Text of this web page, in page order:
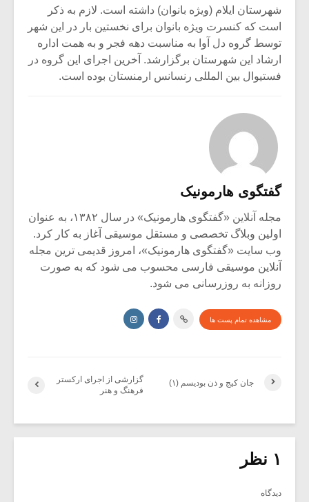
شهرستان ایلام (ویژه بانوان) داشته است. لازم به ذکر
است که کنسرت ویژه بانوان برای نخستین بار در این شهر
توسط گروه دل آوا به مناسبت دهه فجر و به همت اداره
ارشاد این شهرستان برگزارشد. آخرین اجرای این گروه در
فستیوال بین المللی رنسانس ارمنستان بوده است.
گفتگوی هارمونیک
مجله آنلاین «گفتگوی هارمونیک» در سال ۱۳۸۲، به عنوان
اولین وبلاگ تخصصی و مستقل موسیقی آغاز به کار کرد.
وب سایت «گفتگوی هارمونیک»، امروز قدیمی ترین مجله
آنلاین موسیقی فارسی محسوب می شود که به صورت
روزانه به روزرسانی می شود.
مشاهده تمام پست ها
گزارشی از اجرای ارکستر
فرهنگ و هنر
جان کیج و ذن بودیسم (۱)
۱ نظر
دیدگاه